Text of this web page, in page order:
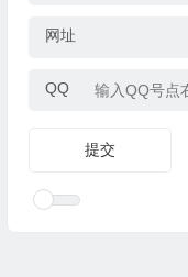
网址
QQ